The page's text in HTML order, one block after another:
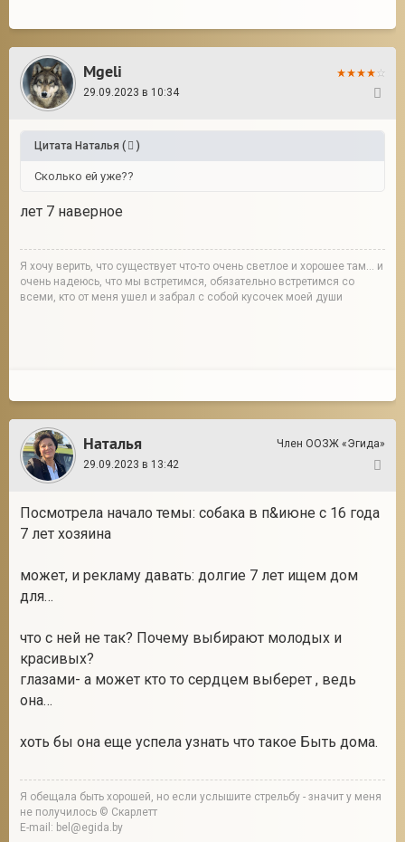
Mgeli
29.09.2023 в 10:34
Цитата Наталья ( )
Сколько ей уже??
лет 7 наверное
Я хочу верить, что существует что-то очень светлое и хорошее там... и
очень надеюсь, что мы встретимся, обязательно встретимся со
всеми, кто от меня ушел и забрал с собой кусочек моей души
Наталья
Член ООЗЖ «Эгида»
29.09.2023 в 13:42
Посмотрела начало темы: собака в п&июне с 16 года
7 лет хозяина
может, и рекламу давать: долгие 7 лет ищем дом
для…
что с ней не так? Почему выбирают молодых и
красивых?
глазами- а может кто то сердцем выберет , ведь
она…
хоть бы она еще успела узнать что такое Быть дома.
Я обещала быть хорошей, но если услышите стрельбу - значит у меня
не получилось © Скарлетт
E-mail: bel@egida.by